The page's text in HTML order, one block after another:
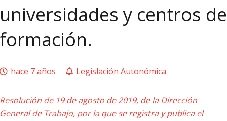
universidades y centros de
formación.
hace 7 años Legislación Autonómica
Resolución de 19 de agosto de 2019, de la Dirección
General de Trabajo, por la que se registra y publica el